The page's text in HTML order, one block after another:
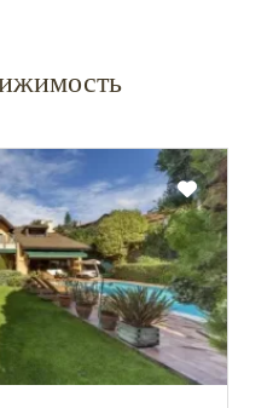
Recommended